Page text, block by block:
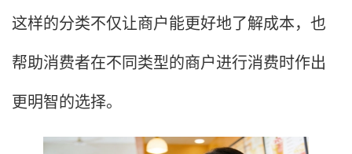
这样的分类不仅让商户能更好地了解成本，也
帮助消费者在不同类型的商户进行消费时作出
更明智的选择。